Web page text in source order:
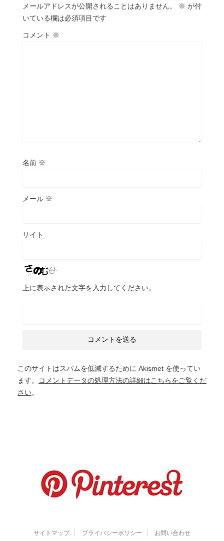
メールアドレスが公開されることはありません。 ※ が付
いている欄は必須項目です
コメント ※
名前 ※
メール ※
サイト
上に表示された文字を入力してください。
このサイトはスパムを低減するために Akismet を使ってい
ます。
コメントデータの処理方法の詳細はこちらをご覧くだ
さい。
サイトマップ プライバシーポリシー お問い合わせ